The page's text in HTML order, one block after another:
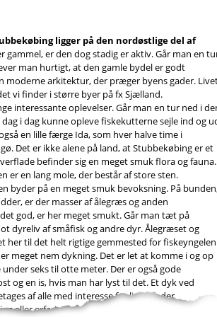
ligger på den nordøstlige del af
gammel, er den dog stadig er aktiv. Går man en
man hurtigt, at den gamle bydel er godt
moderne arkitektur, der præger byens gader.
vi finder i større byer på fx Sjælland.
interessante oplevelser. Går man en tur ned i
i dag kunne opleve fiskekutterne sejle ind og
en lille færge Ida, som hver halve time i
Det er ikke alene på land, at Stubbekøbing er et
befinder sig en meget smuk flora og fauna.
er en lang mole, der består af store sten.
byder på en meget smuk bevoksning. På
er der masser af ålegræs og anden
god, er her meget smukt. Går man tæt på
dyreliv af småfisk og andre dyr. Ålegræset og
her til det helt rigtige gemmested for
meget nem dykning. Det er let at komme i og op
seks til otte meter. Der er også gode
og en is, hvis man har lyst til det. Et dyk ved
af alle med interesse for livet under
eller erfaring.